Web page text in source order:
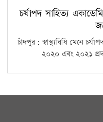
চর্যাপদ সাহিত্য
চাঁদপুর: স্বাস্থ্যবিধি মেনে
২০২০ এবং ২০২১